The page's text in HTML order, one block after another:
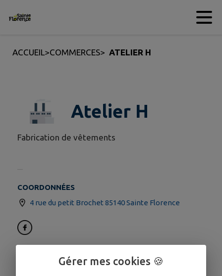
Contenu
ACCUEIL>COMMERCES> ATELIER H
Atelier H
Fabrication de vêtements
COORDONNÉES
4 rue du petit Brochet 85140 Sainte Florence
Gérer mes cookies 🍪